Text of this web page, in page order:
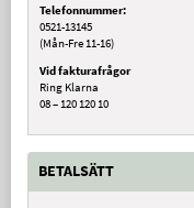
Telefonnummer:
0521-13145
(Mån-Fre 11-16)
Vid fakturafrågor
Ring Klarna
08 – 120 120 10
BETALSÄTT